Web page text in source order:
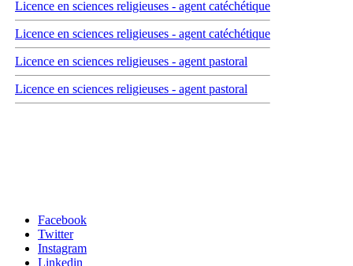
Licence en sciences religieuses - agent catéchétique
Licence en sciences religieuses - agent catéchétique
Licence en sciences religieuses - agent pastoral
Licence en sciences religieuses - agent pastoral
Facebook
Twitter
Instagram
Linkedin